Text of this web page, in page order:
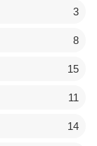
3
8
15
11
14